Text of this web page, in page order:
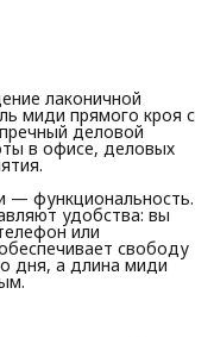
лаконичной
миди прямого кроя с
деловой
в офисе, деловых
— функциональность.
удобства: вы
или
свободу
дня, а длина миди